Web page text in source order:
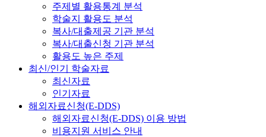
주제별 활용통계 분석
학술지 활용도 분석
복사/대출제공 기관 분석
복사/대출신청 기관 분석
활용도 높은 주제
최신/인기 학술자료
최신자료
인기자료
해외자료신청(E-DDS)
해외자료신청(E-DDS) 이용 방법
비용지원 서비스 안내